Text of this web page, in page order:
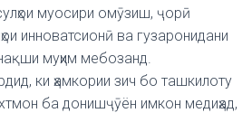
муосири омӯзиш, ҷорӣ
инноватсионӣ ва гузаронидани
муҳим мебозанд.
ки ҳамкории зич бо ташкилоту
ба донишҷӯён имкон медиҳад,